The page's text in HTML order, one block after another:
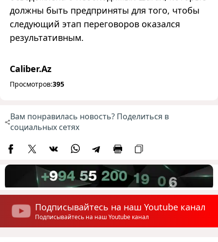
должны быть предприняты для того, чтобы
следующий этап переговоров оказался
результативным.
Caliber.Az
Просмотров:395
Вам понравилась новость? Поделиться в
социальных сетях
Подписывайтесь на наш Youtube канал
Подписывайтесь на наш Youtube канал